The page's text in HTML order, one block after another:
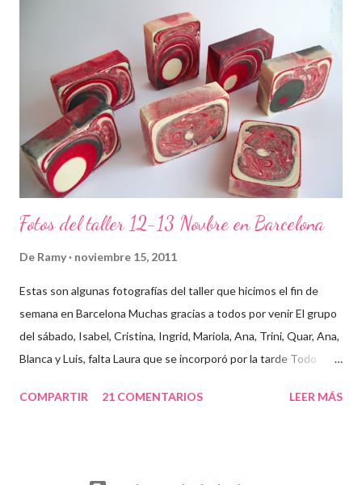
Fotos del taller 12-13 Novbre en Barcelona
De Ramy noviembre 15, 2011
Estas son algunas fotografías del taller que hicimos el fin de
semana en Barcelona Muchas gracias a todos por venir El grupo
del sábado, Isabel, Cristina, Ingrid, Mariola, Ana, Trini, Quar, Ana,
Blanca y Luis, falta Laura que se incorporó por la tarde Todo
primero un poco de teórica para tener claro lo que tenemos que
COMPARTIR 21 COMENTARIOS LEER MÁS